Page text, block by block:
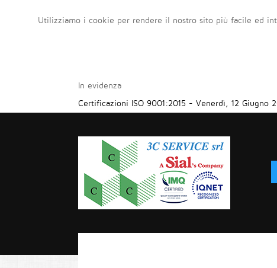
Utilizziamo i cookie per rendere il nostro sito più facile ed
In evidenza
Certificazioni ISO 9001:2015 - Venerdì, 12 Giugno